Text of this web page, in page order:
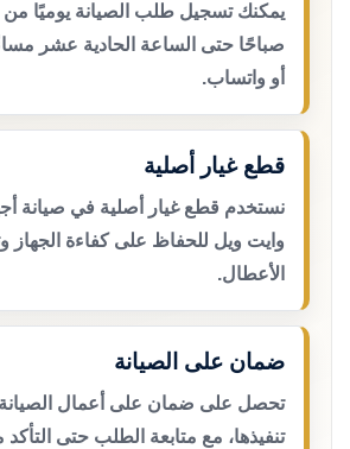
يمكنك تسجيل طلب الصيانة يوميًا من
صباحًا حتى الساعة الحادية عشر
أو واتساب.
قطع غيار أصلية
نستخدم قطع غيار أصلية في صيانة
وايت ويل للحفاظ على كفاءة الجهاز
الأعطال.
ضمان على الصيانة
تحصل على ضمان على أعمال الصيانة
تنفيذها، مع متابعة الطلب حتى التأكد